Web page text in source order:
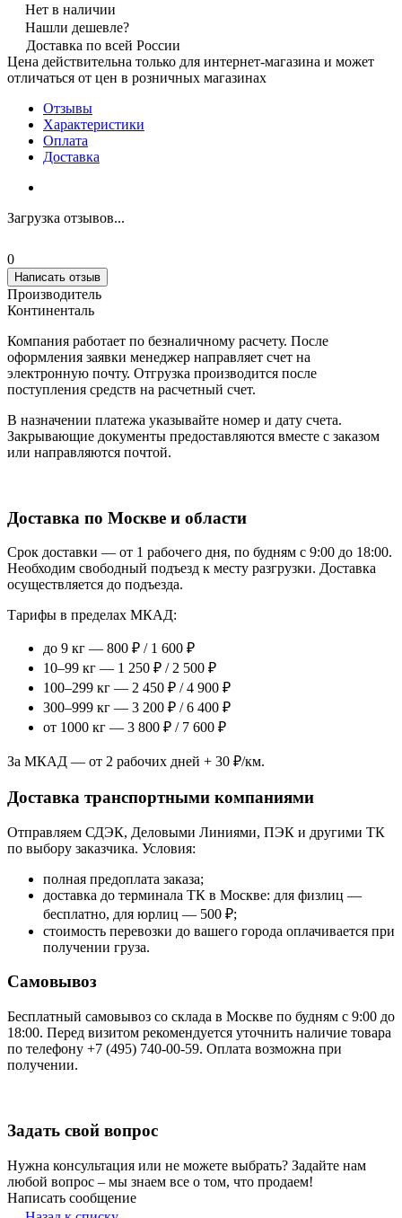
Нет в наличии
Нашли дешевле?
Доставка по всей России
Цена действительна только для интернет-магазина и может
отличаться от цен в розничных магазинах
Отзывы
Характеристики
Оплата
Доставка
Загрузка отзывов...
0
Написать отзыв
Производитель
Континенталь
Компания работает по безналичному расчету. После
оформления заявки менеджер направляет счет на
электронную почту. Отгрузка производится после
поступления средств на расчетный счет.
В назначении платежа указывайте номер и дату счета.
Закрывающие документы предоставляются вместе с заказом
или направляются почтой.
Доставка по Москве и области
Срок доставки — от 1 рабочего дня, по будням с 9:00 до 18:00.
Необходим свободный подъезд к месту разгрузки. Доставка
осуществляется до подъезда.
Тарифы в пределах МКАД:
до 9 кг — 800 ₽ / 1 600 ₽
10–99 кг — 1 250 ₽ / 2 500 ₽
100–299 кг — 2 450 ₽ / 4 900 ₽
300–999 кг — 3 200 ₽ / 6 400 ₽
от 1000 кг — 3 800 ₽ / 7 600 ₽
За МКАД — от 2 рабочих дней + 30 ₽/км.
Доставка транспортными компаниями
Отправляем СДЭК, Деловыми Линиями, ПЭК и другими ТК
по выбору заказчика. Условия:
полная предоплата заказа;
доставка до терминала ТК в Москве: для физлиц —
бесплатно, для юрлиц — 500 ₽;
стоимость перевозки до вашего города оплачивается при
получении груза.
Самовывоз
Бесплатный самовывоз со склада в Москве по будням с 9:00 до
18:00. Перед визитом рекомендуется уточнить наличие товара
по телефону +7 (495) 740-00-59. Оплата возможна при
получении.
Задать свой вопрос
Нужна консультация или не можете выбрать? Задайте нам
любой вопрос – мы знаем все о том, что продаем!
Написать сообщение